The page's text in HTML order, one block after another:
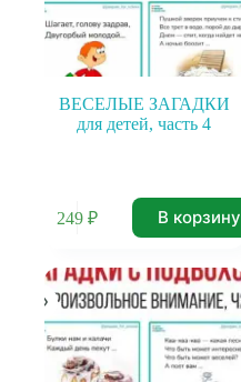
ВЕСЕЛЫЕ ЗАГАДКИ
для детей, часть 4
249 ₽ В корзину